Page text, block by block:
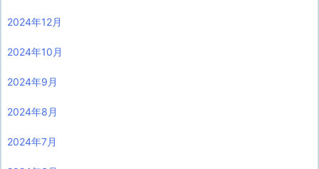
2024年12月
2024年10月
2024年9月
2024年8月
2024年7月